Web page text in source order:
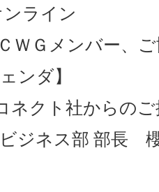
ンライン
ＷＧメンバー、
ンダ】
ネクト社からのご
ジネス部 部長